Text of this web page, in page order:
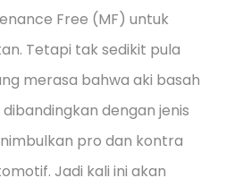
Free (MF) untuk
Tetapi tak sedikit pula
merasa bahwa aki basah
dengan jenis
pro dan kontra
Jadi kali ini akan